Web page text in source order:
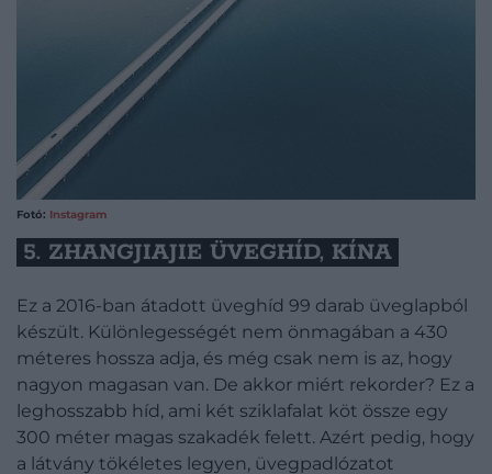
Fotó: Instagram
5. ZHANGJIAJIE ÜVEGHÍD, KÍNA
Ez a 2016-ban átadott üveghíd 99 darab üveglapból
készült. Különlegességét nem önmagában a 430
méteres hossza adja, és még csak nem is az, hogy
nagyon magasan van. De akkor miért rekorder? Ez a
leghosszabb híd, ami két sziklafalat köt össze egy
300 méter magas szakadék felett. Azért pedig, hogy
a látvány tökéletes legyen, üvegpadlózatot